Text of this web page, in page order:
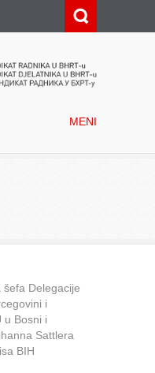
MENI
Delegacije
i
u Bosni i
Sattlera
BIH